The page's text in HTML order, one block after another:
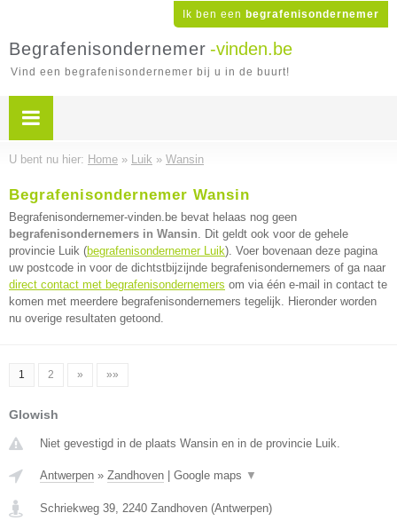
Ik ben een begrafenisondernemer
Begrafenisondernemer -vinden.be
Vind een begrafenisondernemer bij u in de buurt!
U bent nu hier: Home » Luik » Wansin
Begrafenisondernemer Wansin
Begrafenisondernemer-vinden.be bevat helaas nog geen
begrafenisondernemers in Wansin. Dit geldt ook voor de gehele
provincie Luik (begrafenisondernemer Luik). Voer bovenaan deze pagina
uw postcode in voor de dichtstbijzijnde begrafenisondernemers of ga naar
direct contact met begrafenisondernemers om via één e-mail in contact te
komen met meerdere begrafenisondernemers tegelijk. Hieronder worden
nu overige resultaten getoond.
1 2 » »»
Glowish
Niet gevestigd in de plaats Wansin en in de provincie Luik.
Antwerpen » Zandhoven Google maps ▼
Schriekweg 39, 2240 Zandhoven (Antwerpen)